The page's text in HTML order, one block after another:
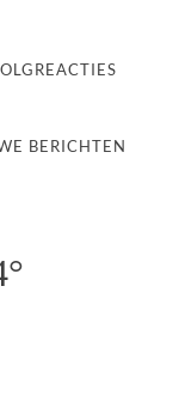
BERICHTEN